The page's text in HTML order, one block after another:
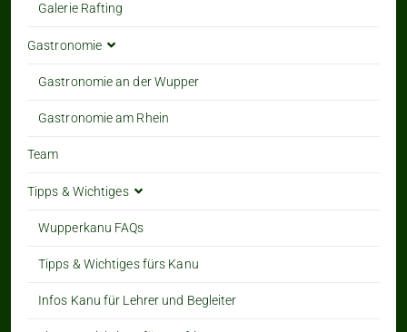
Galerie Rafting
Gastronomie
Gastronomie an der Wupper
Gastronomie am Rhein
Team
Tipps & Wichtiges
Wupperkanu FAQs
Tipps & Wichtiges fürs Kanu
Infos Kanu für Lehrer und Begleiter